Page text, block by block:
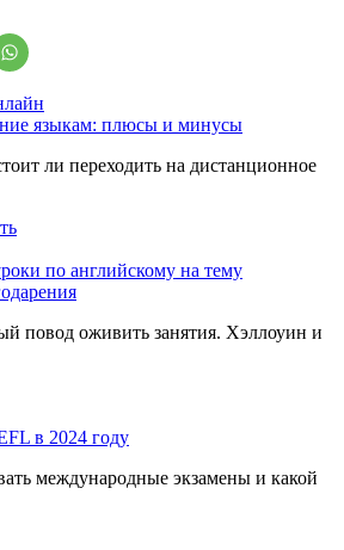
языкам: плюсы и минусы
ли переходить на дистанционное
по английскому на тему
повод оживить занятия. Хэллоуин и
в 2024 году
международные экзамены и какой